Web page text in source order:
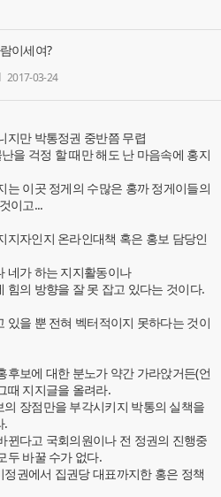
이세여?
2017-03-24
지만 박통정권 중반쯤 무렵
을 걱정 할 때만 해도 난 마음속에 홍지
는 이곳 정게의 수많은 홍까 정게이들의
이고...
지자인지 온라인대책 혹은 홍보 담당인
네가 하는 지지활동이나
힘의 방향을 잘 못 잡고 있다는 것이다.
있을 뿐 전혀 벡터적이지 못하다는 것이
후보에 대한 분노가 약간 가라앉거든(언
때 지지글을 올려라.
장점만을 부각시키지 박통의 실책을
.
뀐다고 국회의원이나 전 정권의 진행중
두 바꿀 수가 없다.
권에서 집권당 대표까지한 홍은 정책